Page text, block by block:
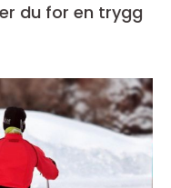
du for en trygg